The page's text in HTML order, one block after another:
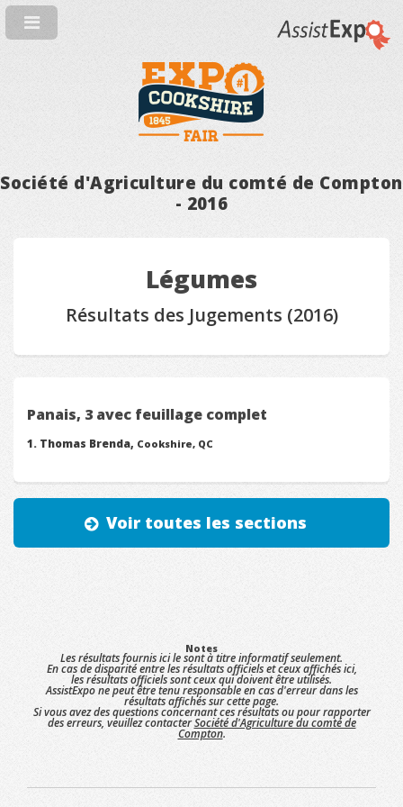
Société d'Agriculture du comté de Compton
- 2016
Légumes
Résultats des Jugements (2016)
Panais, 3 avec feuillage complet
Thomas Brenda, Cookshire, QC
Voir toutes les sections
Notes
Les résultats fournis ici le sont à titre informatif seulement.
En cas de disparité entre les résultats officiels et ceux affichés ici,
les résultats officiels sont ceux qui doivent être utilisés.
AssistExpo ne peut être tenu responsable en cas d'erreur dans les
résultats affichés sur cette page.
Si vous avez des questions concernant ces résultats ou pour rapporter
des erreurs, veuillez contacterSociété d'Agriculture du comté de
Compton.